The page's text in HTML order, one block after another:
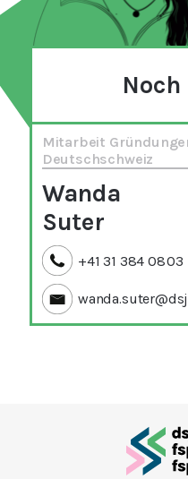
Noch
Mitarbeit
Deutschschweiz
Wanda
Suter
+41 31 384 08 03